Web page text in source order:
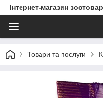
Інтернет-магазин
Товари та послуги